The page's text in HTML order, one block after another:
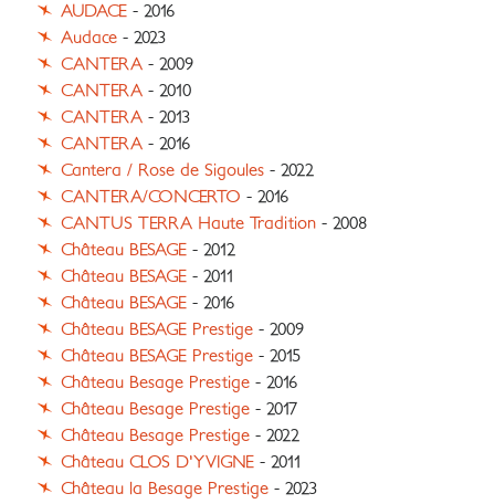
AUDACE - 2016
Audace - 2023
CANTERA - 2009
CANTERA - 2010
CANTERA - 2013
CANTERA - 2016
Cantera / Rose de Sigoules - 2022
CANTERA/CONCERTO - 2016
CANTUS TERRA Haute Tradition - 2008
Château BESAGE - 2012
Château BESAGE - 2011
Château BESAGE - 2016
Château BESAGE Prestige - 2009
Château BESAGE Prestige - 2015
Château Besage Prestige - 2016
Château Besage Prestige - 2017
Château Besage Prestige - 2022
Château CLOS D'YVIGNE - 2011
Château la Besage Prestige - 2023